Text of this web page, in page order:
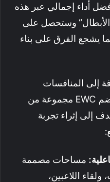
أداء إجمالي عبر هذه
الأبطال” وستحصل على
يشجع الفرق على بناء
إلى المنافسات
الأساسية، من المتوقع أن يضم EWC مجموعة من
إلى إثراء تجربة
مساحات مصممة
ولقاء اللاعبين،